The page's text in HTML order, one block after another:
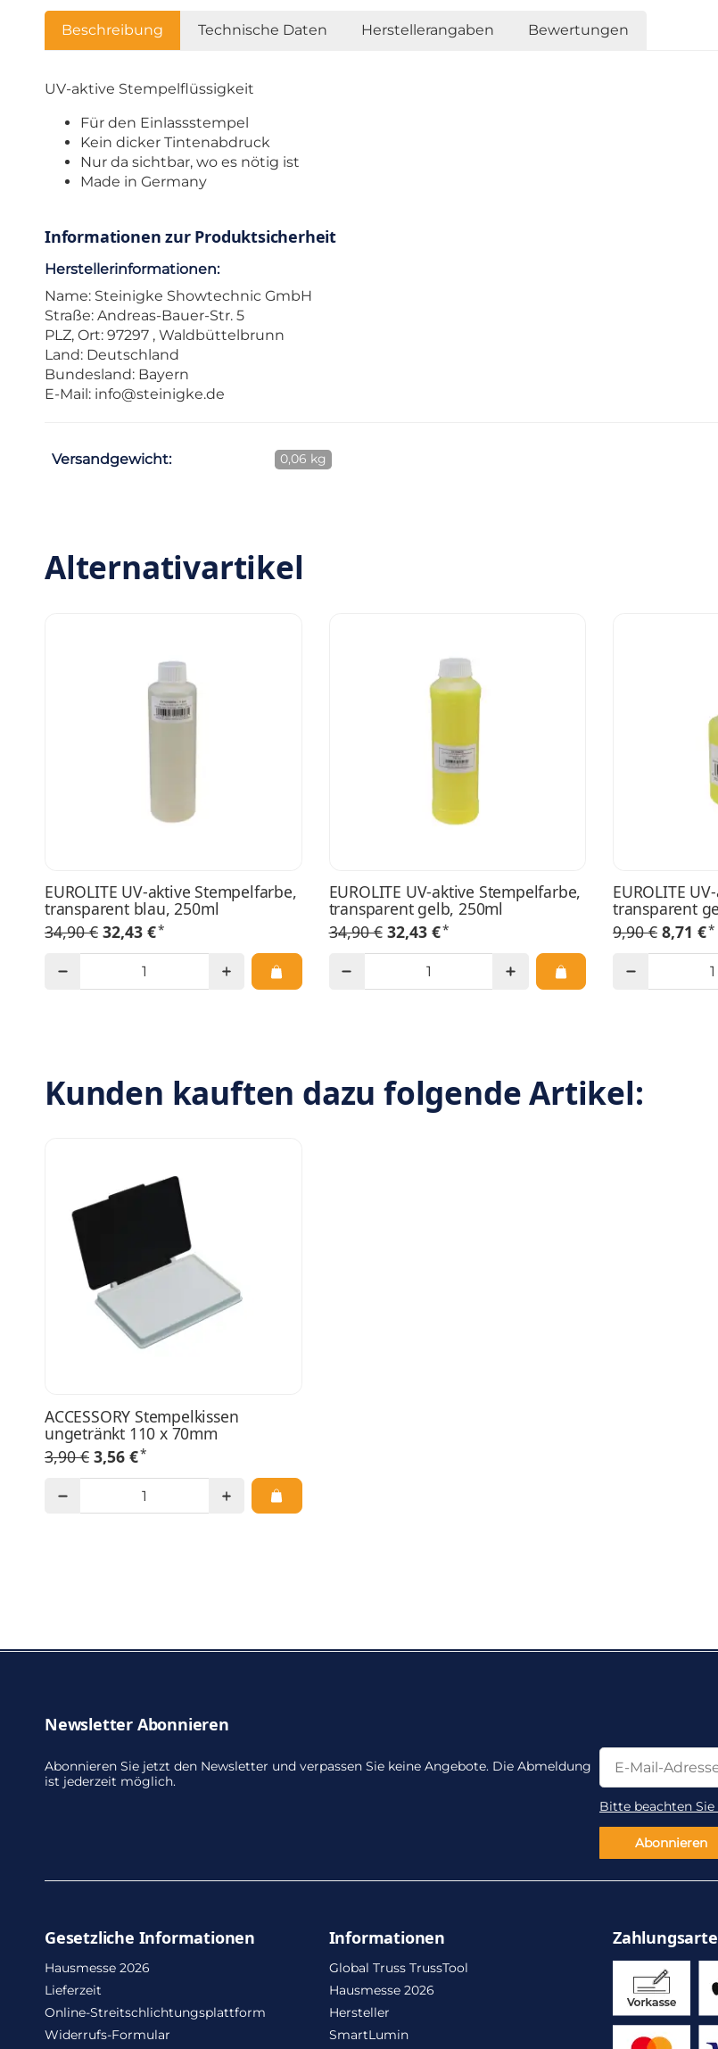
Beschreibung Technische Daten Herstellerangaben Bewertungen
UV-aktive Stempelflüssigkeit
Für den Einlassstempel
Kein dicker Tintenabdruck
Nur da sichtbar, wo es nötig ist
Made in Germany
Informationen zur Produktsicherheit
Herstellerinformationen:
Name: Steinigke Showtechnic GmbH
Straße: Andreas-Bauer-Str. 5
PLZ, Ort: 97297 , Waldbüttelbrunn
Land: Deutschland
Bundesland: Bayern
E-Mail: info@steinigke.de
Versandgewicht: 0,06 kg
Alternativartikel
EUROLITE UV-aktive Stempelfarbe,
transparent blau, 250ml
34,90 € 32,43 €*
EUROLITE UV-aktive Stempelfarbe,
transparent gelb, 250ml
34,90 € 32,43 €*
EUROLITE
transparent
9,90 € 8,71 €*
Kunden kauften dazu folgende Artikel:
ACCESSORY Stempelkissen
ungetränkt 110 x 70mm
3,90 € 3,56 €*
Gesetzliche Informationen
Hausmesse 2026
Lieferzeit
Online-Streitschlichtungsplattform
Widerrufs-Formular
Informationen
Global Truss TrussTool
Hausmesse 2026
Hersteller
SmartLumin
Newsletter Abonnieren
Abonnieren Sie jetzt den Newsletter und verpassen Sie keine Angebote. Die Abmeldung
ist jederzeit möglich.
Newsletter
Newsletter
Bitte beachten
Abonnieren